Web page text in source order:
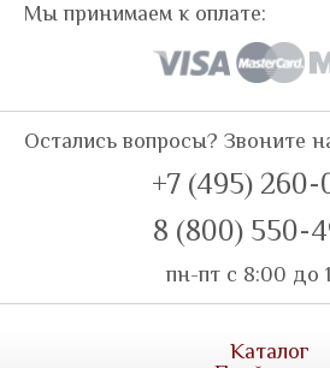
Мы принимаем к оплате:
Остались вопросы? Звоните
+7 (495) 260-
8 (800) 550-
пн-пт с 8:00 до
Каталог